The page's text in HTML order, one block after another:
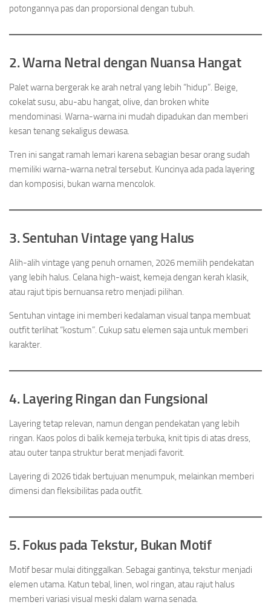
potongannya pas dan proporsional dengan tubuh.
2. Warna Netral dengan Nuansa Hangat
Palet warna bergerak ke arah netral yang lebih “hidup”. Beige,
cokelat susu, abu-abu hangat, olive, dan broken white
mendominasi. Warna-warna ini mudah dipadukan dan memberi
kesan tenang sekaligus dewasa.
Tren ini sangat ramah lemari karena sebagian besar orang sudah
memiliki warna-warna netral tersebut. Kuncinya ada pada layering
dan komposisi, bukan warna mencolok.
3. Sentuhan Vintage yang Halus
Alih-alih vintage yang penuh ornamen, 2026 memilih pendekatan
yang lebih halus. Celana high-waist, kemeja dengan kerah klasik,
atau rajut tipis bernuansa retro menjadi pilihan.
Sentuhan vintage ini memberi kedalaman visual tanpa membuat
outfit terlihat “kostum”. Cukup satu elemen saja untuk memberi
karakter.
4. Layering Ringan dan Fungsional
Layering tetap relevan, namun dengan pendekatan yang lebih
ringan. Kaos polos di balik kemeja terbuka, knit tipis di atas dress,
atau outer tanpa struktur berat menjadi favorit.
Layering di 2026 tidak bertujuan menumpuk, melainkan memberi
dimensi dan fleksibilitas pada outfit.
5. Fokus pada Tekstur, Bukan Motif
Motif besar mulai ditinggalkan. Sebagai gantinya, tekstur menjadi
elemen utama. Katun tebal, linen, wol ringan, atau rajut halus
memberi variasi visual meski dalam warna senada.